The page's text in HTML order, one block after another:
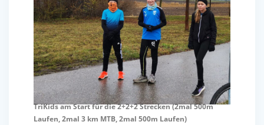
TriKids am Start für die 2+2+2 Strecken (2mal 500m
Laufen, 2mal 3 km MTB, 2mal 500m Laufen)